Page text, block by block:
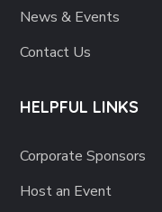
News & Events
Contact Us
HELPFUL LINKS
Corporate Sponsors
Host an Event